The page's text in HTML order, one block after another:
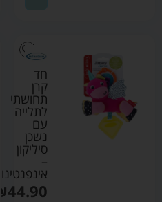
חד
קרן
תחושתי
לתלייה
עם
נשכן
סיליקון
–
אינפנטינו
₪44.90